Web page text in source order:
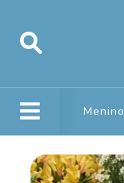
Menino